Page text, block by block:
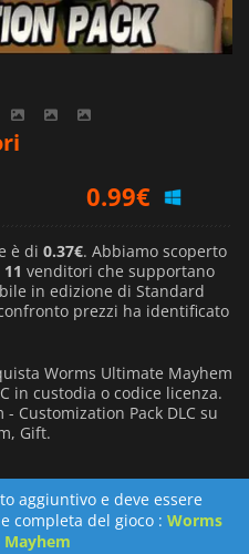
0.99€
0.37€
è di 0.37€. Abbiamo scoperto
11 venditori che supportano
in edizione di Standard
prezzi ha identificato
Worms Ultimate Mayhem
in custodia o codice licenza.
Customization Pack DLC su
Gift.
aggiuntivo e deve essere
completa del gioco : Worms